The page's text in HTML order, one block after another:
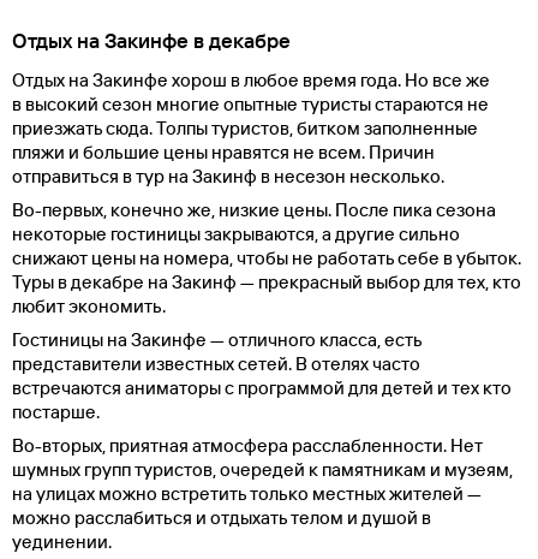
Отдых на Закинфе в декабре
Отдых на Закинфе хорош в любое время года. Но все же
в высокий сезон многие опытные туристы стараются не
приезжать сюда. Толпы туристов, битком заполненные
пляжи и большие цены нравятся не всем. Причин
отправиться в тур на Закинф в несезон несколько.
Во-первых, конечно же, низкие цены. После пика сезона
некоторые гостиницы закрываются, а другие сильно
снижают цены на номера, чтобы не работать себе в убыток.
Туры в декабре на Закинф — прекрасный выбор для тех, кто
любит экономить.
Гостиницы на Закинфе — отличного класса, есть
представители известных сетей. В отелях часто
встречаются аниматоры с программой для детей и тех кто
постарше.
Во-вторых, приятная атмосфера расслабленности. Нет
шумных групп туристов, очередей к памятникам и музеям,
на улицах можно встретить только местных жителей —
можно расслабиться и отдыхать телом и душой в
уединении.